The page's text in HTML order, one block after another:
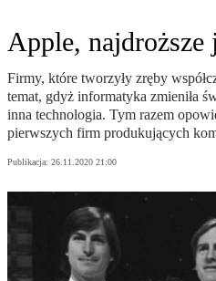
Apple, najdroższe
Firmy, które tworzyły zręby
temat, gdyż informatyka zmieniła
inna technologia. Tym razem
pierwszych firm produkujących
Publikacja: 26.11.2020 21:00